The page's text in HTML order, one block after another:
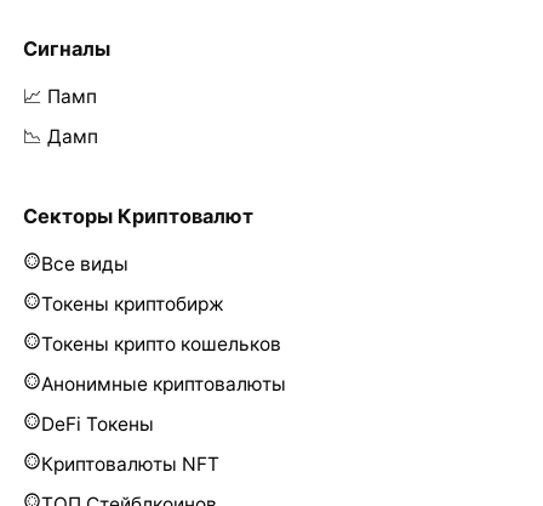
Сигналы
📈 Памп
📉 Дамп
Секторы Криптовалют
Все виды
Токены криптобирж
Токены крипто кошельков
Анонимные криптовалюты
DeFi Токены
Криптовалюты NFT